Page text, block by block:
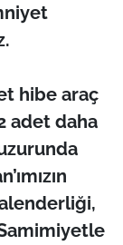
hibe araç
adet daha